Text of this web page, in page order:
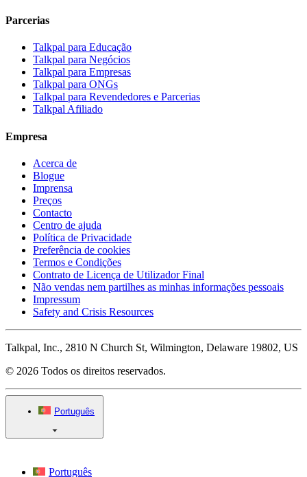
Parcerias
Talkpal para Educação
Talkpal para Negócios
Talkpal para Empresas
Talkpal para ONGs
Talkpal para Revendedores e Parcerias
Talkpal Afiliado
Empresa
Acerca de
Blogue
Imprensa
Preços
Contacto
Centro de ajuda
Política de Privacidade
Preferência de cookies
Termos e Condições
Contrato de Licença de Utilizador Final
Não vendas nem partilhes as minhas informações pessoais
Impressum
Safety and Crisis Resources
Talkpal, Inc., 2810 N Church St, Wilmington, Delaware 19802, US
© 2026 Todos os direitos reservados.
Português
Português